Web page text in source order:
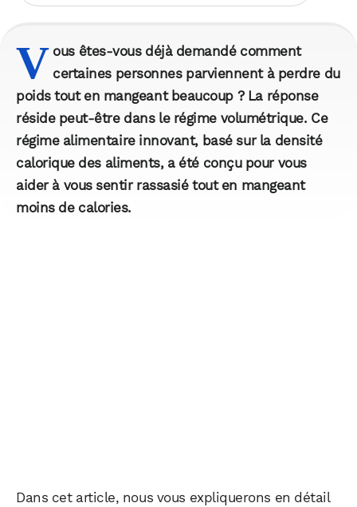
V ous êtes-vous déjà demandé comment
certaines personnes parviennent à perdre du
poids tout en mangeant beaucoup ? La réponse
réside peut-être dans le régime volumétrique. Ce
régime alimentaire innovant, basé sur la densité
calorique des aliments, a été conçu pour vous
aider à vous sentir rassasié tout en mangeant
moins de calories.
Dans cet article, nous vous expliquerons en détail